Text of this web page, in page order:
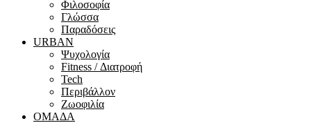
Φιλοσοφία
Γλώσσα
Παραδόσεις
URBAN
Ψυχολογία
Fitness / Διατροφή
Tech
Περιβάλλον
Ζωοφιλία
ΟΜΑΔΑ